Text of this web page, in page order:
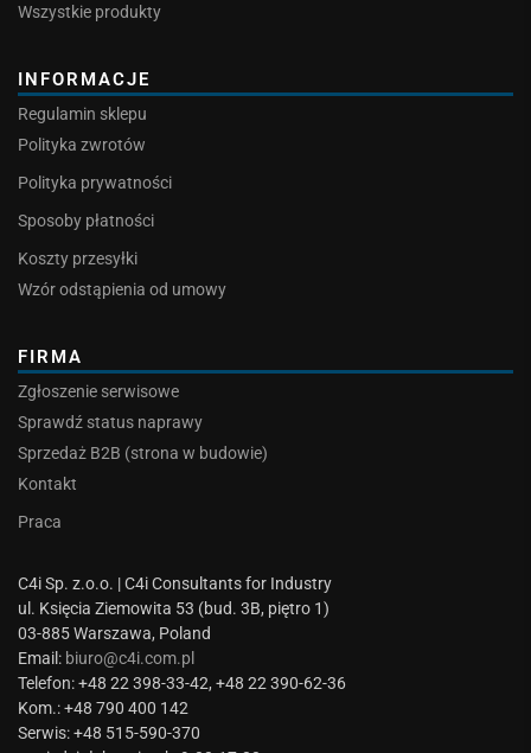
Wszystkie produkty
INFORMACJE
Regulamin sklepu
Polityka zwrotów
Polityka prywatności
Sposoby płatności
Koszty przesyłki
Wzór odstąpienia od umowy
FIRMA
Zgłoszenie serwisowe
Sprawdź status naprawy
Sprzedaż B2B (strona w budowie)
Kontakt
Praca
C4i Sp. z.o.o. | C4i Consultants for Industry
ul. Księcia Ziemowita 53 (bud. 3B, piętro 1)
03-885 Warszawa, Poland
Email: biuro@c4i.com.pl
Telefon: +48 22 398-33-42, +48 22 390-62-36
Kom.: +48 790 400 142
Serwis: +48 515-590-370